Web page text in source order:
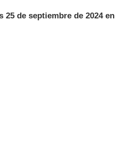
de septiembre de 2024 en